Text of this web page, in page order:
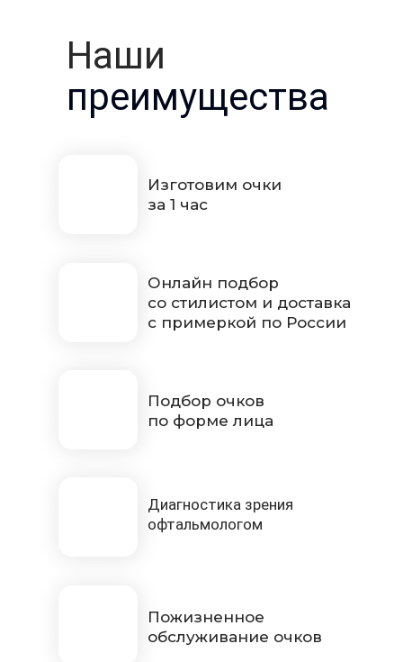
Наши
преимущества
Изготовим очки
за 1 час
Подбор очков
по форме лица
Пожизненное
обслуживание очков
Онлайн подбор
со стилистом и доставка
с примеркой по России
Диагностика зрения
офтальмологом